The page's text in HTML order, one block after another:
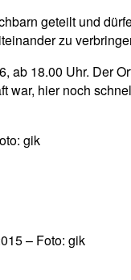
geteilt und
zu
ab 18.00 Uhr. Der
war, hier noch
gik
– Foto: gik